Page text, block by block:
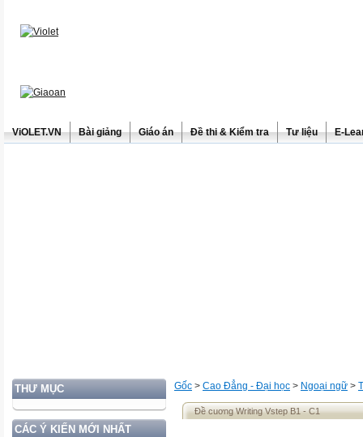
ViOLET.VN Bài giảng Giáo án Đề thi & Kiểm tra Tư liệu E-
THƯ MỤC
CÁC Ý KIẾN MỚI NHẤT
Gốc > Cao Đẳng - Đại học > Ngoại ngữ >
Đề cuơng Writing Vstep B1 - C1